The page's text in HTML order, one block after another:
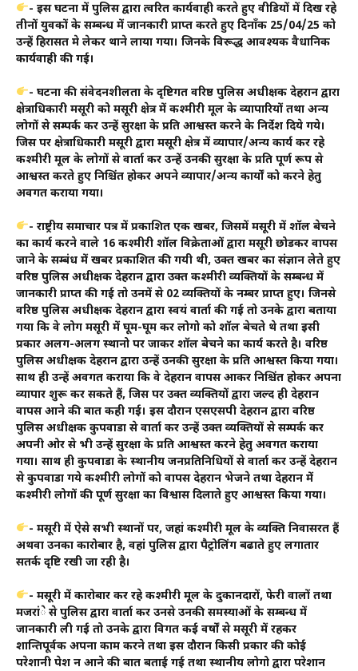
- इस घटना में पुलिस द्वारा त्वरित कार्यवाही करते हुए वीडियों में दिख रहे
तीनों युवकों के सम्बन्ध में जानकारी प्राप्त करते हुए दिनाँक 25/04/25 को
उन्हें हिरासत मे लेकर थाने लाया गया। जिनके विरूद्ध आवश्यक वैधानिक
कार्यवाही की गई।
- घटना की संवेदनशीलता के दृष्टिगत वरिष्ठ पुलिस अधीक्षक देहरादून द्वारा
क्षेत्राधिकारी मसूरी को मसूरी क्षेत्र में कश्मीरी मूल के व्यापारियों तथा अन्य
लोगों से सम्पर्क कर उन्हें सुरक्षा के प्रति आश्वस्त करने के निर्देश दिये गये।
जिस पर क्षेत्राधिकारी मसूरी द्वारा मसूरी क्षेत्र में व्यापार/अन्य कार्य कर रहे
कश्मीरी मूल के लोगों से वार्ता कर उन्हें उनकी सुरक्षा के प्रति पूर्ण रूप से
आश्वस्त करते हुए निश्चिंत होकर अपने व्यापार/अन्य कार्यों को करने हेतु
अवगत कराया गया।
- राष्ट्रीय समाचार पत्र में प्रकाशित एक खबर, जिसमें मसूरी में शॉल बेचने
का कार्य करने वाले 16 कश्मीरी शॉल विक्रेताओं द्वारा मसूरी छोडकर वापस
जाने के सम्बंध में खबर प्रकाशित की गयी थी, उक्त खबर का संज्ञान लेते हुए
वरिष्ठ पुलिस अधीक्षक देहरादून द्वारा उक्त कश्मीरी व्यक्तियों के सम्बन्ध में
जानकारी प्राप्त की गई तो उनमें से 02 व्यक्तियों के नम्बर प्राप्त हुए। जिनसे
वरिष्ठ पुलिस अधीक्षक देहरादून द्वारा स्वयं वार्ता की गई तो उनके द्वारा बताया
गया कि वे लोग मसूरी में घूम-घूम कर लोगो को शॉल बेचते थे तथा इसी
प्रकार अलग-अलग स्थानो पर जाकर शॉल बेचने का कार्य करते है। वरिष्ठ
पुलिस अधीक्षक देहरादून द्वारा उन्हें उनकी सुरक्षा के प्रति आश्वस्त किया गया।
साथ ही उन्हें अवगत कराया कि वे देहरादून वापस आकर निश्चिंत होकर अपना
व्यापार शुरू कर सकते हैं, जिस पर उक्त व्यक्तियों द्वारा जल्द ही देहरादून
वापस आने की बात कही गई। इस दौरान एसएसपी देहरादून द्वारा वरिष्ठ
पुलिस अधीक्षक कुपवाडा से वार्ता कर उन्हें उक्त व्यक्तियों से सम्पर्क कर
अपनी ओर से भी उन्हें सुरक्षा के प्रति आश्वस्त करने हेतु अवगत कराया
गया। साथ ही कुपवाडा के स्थानीय जनप्रतिनिधियों से वार्ता कर उन्हें देहरादून
से कुपवाडा गये कश्मीरी लोगों को वापस देहरादून भेजने तथा देहरादून में
कश्मीरी लोगों की पूर्ण सुरक्षा का विश्वास दिलाते हुए आश्वस्त किया गया।
- मसूरी में ऐसे सभी स्थानों पर, जहां कश्मीरी मूल के व्यक्ति निवासरत हैं
अथवा उनका कारोबार है, वहां पुलिस द्वारा पैट्रोलिंग बढाते हुए लगातार
सतर्क दृष्टि रखी जा रही है।
- मसूरी में कारोबार कर रहे कश्मीरी मूल के दुकानदारों, फेरी वालों तथा
मजदूरांे से पुलिस द्वारा वार्ता कर उनसे उनकी समस्याओं के सम्बन्ध में
जानकारी ली गई तो उनके द्वारा विगत कई वर्षों से मसूरी में रहकर
शान्तिपूर्वक अपना काम करने तथा इस दौरान किसी प्रकार की कोई
परेशानी पेश न आने की बात बताई गई तथा स्थानीय लोगो द्वारा परेशान